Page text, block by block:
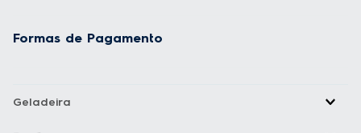
Formas de Pagamento
Geladeira